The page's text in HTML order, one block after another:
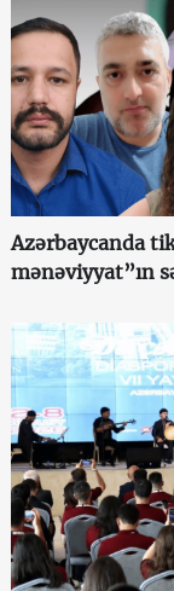
Azərbaycanda
mənəviyyat”ın